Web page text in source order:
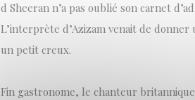
d Sheeran n’a pas oublié son carnet
L’interprète d’Azizam venait de
un petit creux.
Fin gastronome, le chanteur